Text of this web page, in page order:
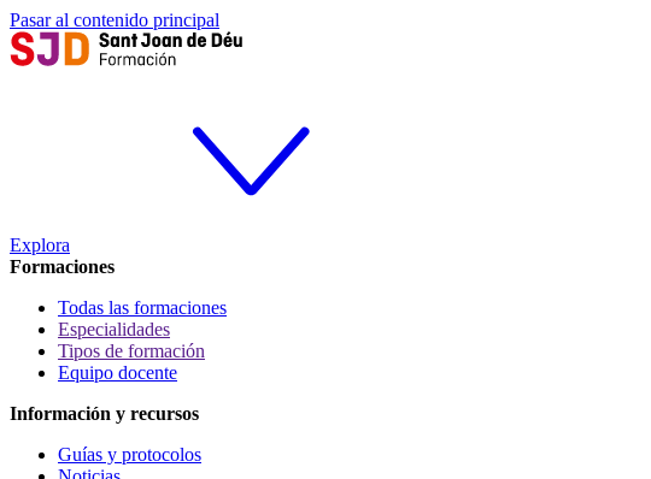
Pasar al contenido principal
Explora
Formaciones
Todas las formaciones
Especialidades
Tipos de formación
Equipo docente
Información y recursos
Guías y protocolos